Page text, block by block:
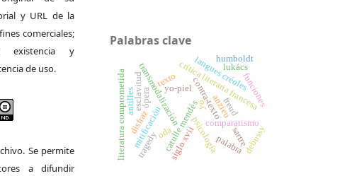
y URL de la
comerciales;
y
de uso.
Se permite
a difundir
Palabras clave
catulle mendès comparatismo
transmodalización contra-texto
crítica literaria francesa
texto
psicología
mitificación
yo-piel
anzieu
freud
yo
esclavitudópera
oda
funciones
disfraz
antilles
langues créoles
lukács
sartre
literatura comprometida siglo xvii
tragedy palabra
humboldt
debussy